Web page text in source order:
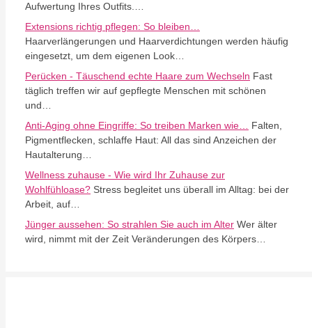
Aufwertung Ihres Outfits.…
Extensions richtig pflegen: So bleiben…
Haarverlängerungen und Haarverdichtungen werden häufig
eingesetzt, um dem eigenen Look…
Perücken - Täuschend echte Haare zum Wechseln Fast
täglich treffen wir auf gepflegte Menschen mit schönen
und…
Anti-Aging ohne Eingriffe: So treiben Marken wie…
Falten,
Pigmentflecken, schlaffe Haut: All das sind Anzeichen der
Hautalterung…
Wellness zuhause - Wie wird Ihr Zuhause zur
Wohlfühloase? Stress begleitet uns überall im Alltag: bei der
Arbeit, auf…
Jünger aussehen: So strahlen Sie auch im Alter Wer älter
wird, nimmt mit der Zeit Veränderungen des Körpers…